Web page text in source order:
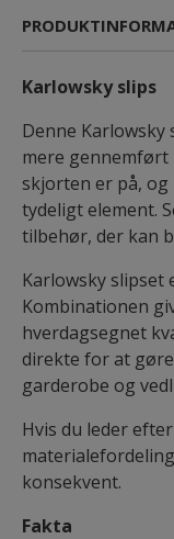
Karlowsky slips
Denne
mere
skjorten er på,
tydeligt element.
tilbehør, der kan
Karlowsky slipset
Kombinationen
hverdagsegnet
direkte for at
garderobe og
Hvis du leder
konsekvent.
Fakta